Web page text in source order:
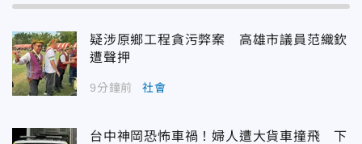
疑涉原鄉工程貪污弊案 高雄市議員范織欽
遭聲押
9分鐘前 社會
台中神岡恐怖車禍！婦人遭大貨車撞飛 下